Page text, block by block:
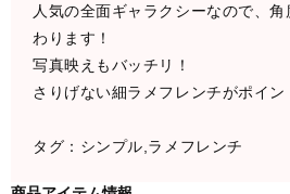
人気の全面ギャラクシーなので、
わります！
写真映えもバッチリ！
さりげない細ラメフレンチがポイン
タグ：シンプル,ラメフレンチ